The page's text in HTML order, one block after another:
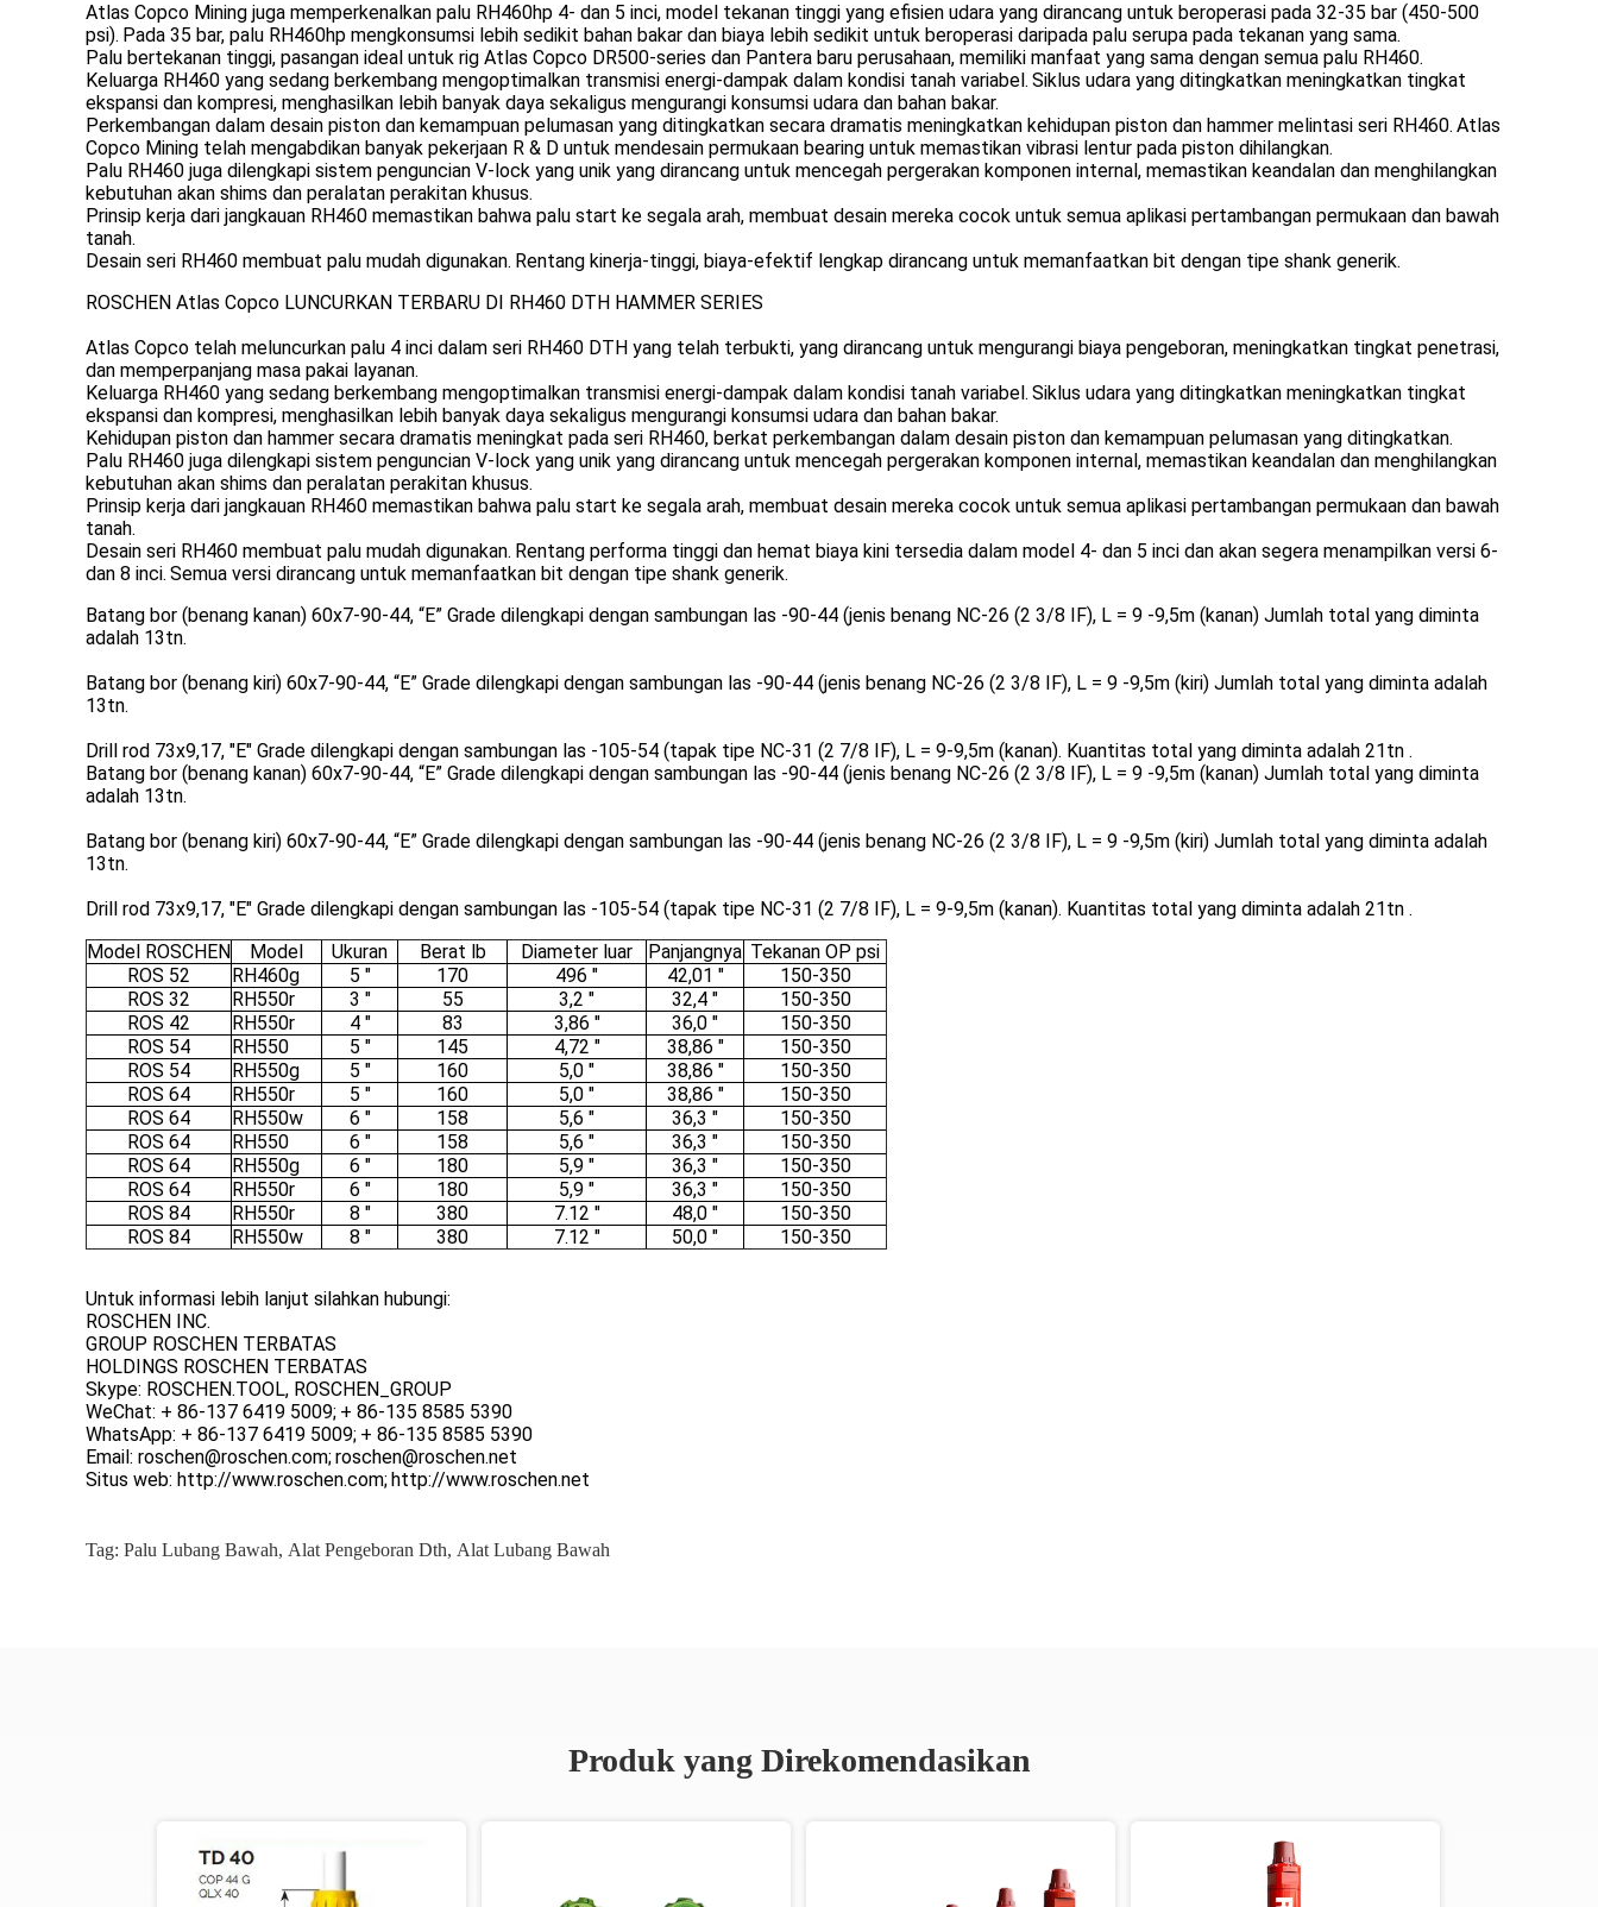
Atlas Copco Mining juga memperkenalkan palu RH460hp 4- dan 5 inci, model tekanan tinggi yang efisien udara yang dirancang untuk beroperasi pada 32-35 bar (450-500
psi). Pada 35 bar, palu RH460hp mengkonsumsi lebih sedikit bahan bakar dan biaya lebih sedikit untuk beroperasi daripada palu serupa pada tekanan yang sama.
Palu bertekanan tinggi, pasangan ideal untuk rig Atlas Copco DR500-series dan Pantera baru perusahaan, memiliki manfaat yang sama dengan semua palu RH460.
Keluarga RH460 yang sedang berkembang mengoptimalkan transmisi energi-dampak dalam kondisi tanah variabel. Siklus udara yang ditingkatkan meningkatkan tingkat
ekspansi dan kompresi, menghasilkan lebih banyak daya sekaligus mengurangi konsumsi udara dan bahan bakar.
Perkembangan dalam desain piston dan kemampuan pelumasan yang ditingkatkan secara dramatis meningkatkan kehidupan piston dan hammer melintasi seri RH460. Atlas
Copco Mining telah mengabdikan banyak pekerjaan R & D untuk mendesain permukaan bearing untuk memastikan vibrasi lentur pada piston dihilangkan.
Palu RH460 juga dilengkapi sistem penguncian V-lock yang unik yang dirancang untuk mencegah pergerakan komponen internal, memastikan keandalan dan menghilangkan
kebutuhan akan shims dan peralatan perakitan khusus.
Prinsip kerja dari jangkauan RH460 memastikan bahwa palu start ke segala arah, membuat desain mereka cocok untuk semua aplikasi pertambangan permukaan dan bawah
tanah.
Desain seri RH460 membuat palu mudah digunakan. Rentang kinerja-tinggi, biaya-efektif lengkap dirancang untuk memanfaatkan bit dengan tipe shank generik.
ROSCHEN Atlas Copco LUNCURKAN TERBARU DI RH460 DTH HAMMER SERIES
Atlas Copco telah meluncurkan palu 4 inci dalam seri RH460 DTH yang telah terbukti, yang dirancang untuk mengurangi biaya pengeboran, meningkatkan tingkat penetrasi,
dan memperpanjang masa pakai layanan.
Keluarga RH460 yang sedang berkembang mengoptimalkan transmisi energi-dampak dalam kondisi tanah variabel. Siklus udara yang ditingkatkan meningkatkan tingkat
ekspansi dan kompresi, menghasilkan lebih banyak daya sekaligus mengurangi konsumsi udara dan bahan bakar.
Kehidupan piston dan hammer secara dramatis meningkat pada seri RH460, berkat perkembangan dalam desain piston dan kemampuan pelumasan yang ditingkatkan.
Palu RH460 juga dilengkapi sistem penguncian V-lock yang unik yang dirancang untuk mencegah pergerakan komponen internal, memastikan keandalan dan menghilangkan
kebutuhan akan shims dan peralatan perakitan khusus.
Prinsip kerja dari jangkauan RH460 memastikan bahwa palu start ke segala arah, membuat desain mereka cocok untuk semua aplikasi pertambangan permukaan dan bawah
tanah.
Desain seri RH460 membuat palu mudah digunakan. Rentang performa tinggi dan hemat biaya kini tersedia dalam model 4- dan 5 inci dan akan segera menampilkan versi 6-
dan 8 inci. Semua versi dirancang untuk memanfaatkan bit dengan tipe shank generik.
Batang bor (benang kanan) 60x7-90-44, “E” Grade dilengkapi dengan sambungan las -90-44 (jenis benang NC-26 (2 3/8 IF), L = 9 -9,5m (kanan) Jumlah total yang diminta
adalah 13tn.
Batang bor (benang kiri) 60x7-90-44, “E” Grade dilengkapi dengan sambungan las -90-44 (jenis benang NC-26 (2 3/8 IF), L = 9 -9,5m (kiri) Jumlah total yang diminta adalah
13tn.
Drill rod 73x9,17, "E" Grade dilengkapi dengan sambungan las -105-54 (tapak tipe NC-31 (2 7/8 IF), L = 9-9,5m (kanan). Kuantitas total yang diminta adalah 21tn .
Batang bor (benang kanan) 60x7-90-44, “E” Grade dilengkapi dengan sambungan las -90-44 (jenis benang NC-26 (2 3/8 IF), L = 9 -9,5m (kanan) Jumlah total yang diminta
adalah 13tn.
Batang bor (benang kiri) 60x7-90-44, “E” Grade dilengkapi dengan sambungan las -90-44 (jenis benang NC-26 (2 3/8 IF), L = 9 -9,5m (kiri) Jumlah total yang diminta adalah
13tn.
Drill rod 73x9,17, "E" Grade dilengkapi dengan sambungan las -105-54 (tapak tipe NC-31 (2 7/8 IF), L = 9-9,5m (kanan). Kuantitas total yang diminta adalah 21tn .
Model ROSCHEN
Model Ukuran Berat lb Diameter luar Panjangnya Tekanan OP psi
ROS 52
RH460g 5 " 170 496 " 42,01 "
150-350
ROS 32
RH550r 3 " 55 3,2 " 32,4 "
150-350
ROS 42
RH550r 4 " 83 3,86 " 36,0 "
150-350
ROS 54
RH550 5 " 145 4,72 " 38,86 "
150-350
ROS 54
RH550g 5 " 160 5,0 " 38,86 "
150-350
ROS 64
RH550r 5 " 160 5,0 " 38,86 "
150-350
ROS 64
RH550w 6 " 158 5,6 " 36,3 "
150-350
ROS 64
RH550 6 " 158 5,6 " 36,3 "
150-350
ROS 64
RH550g 6 " 180 5,9 " 36,3 "
150-350
ROS 64
RH550r 6 " 180 5,9 " 36,3 "
150-350
ROS 84
RH550r 8 " 380 7.12 " 48,0 "
150-350
ROS 84
RH550w 8 " 380 7.12 " 50,0 " 150-350
Untuk informasi lebih lanjut silahkan hubungi:
ROSCHEN INC.
GROUP ROSCHEN TERBATAS
HOLDINGS ROSCHEN TERBATAS
Skype: ROSCHEN.TOOL, ROSCHEN_GROUP
WeChat: + 86-137 6419 5009; + 86-135 8585 5390
WhatsApp: + 86-137 6419 5009; + 86-135 8585 5390
Email: roschen@roschen.com;roschen@roschen.net
Situs web: http://www.roschen.com;http://www.roschen.net
Tag: Palu Lubang Bawah, Alat Pengeboran Dth, Alat Lubang Bawah
Produk yang Direkomendasikan